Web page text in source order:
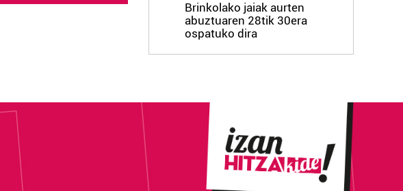
Brinkolako jaiak aurten
abuztuaren 28tik 30era
ospatuko dira